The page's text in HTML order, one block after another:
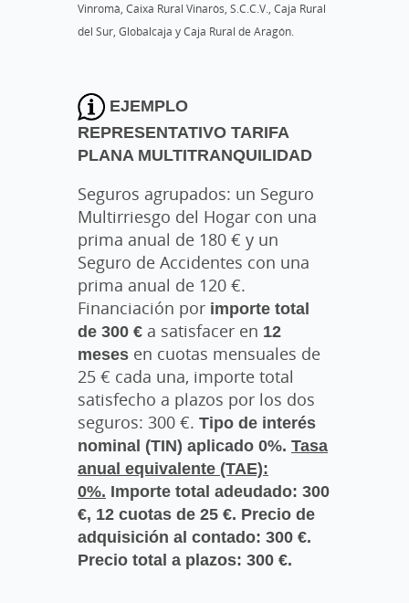
Vinromà, Caixa Rural Vinaròs, S.C.C.V., Caja Rural
del Sur, Globalcaja y Caja Rural de Aragón.
EJEMPLO
REPRESENTATIVO TARIFA
PLANA MULTITRANQUILIDAD
Seguros agrupados: un Seguro
Multirriesgo del Hogar con una
prima anual de 180 € y un
Seguro de Accidentes con una
prima anual de 120 €.
Financiación por importe total
de 300 € a satisfacer en 12
meses en cuotas mensuales de
25 € cada una, importe total
satisfecho a plazos por los dos
seguros: 300 €. Tipo de interés
nominal (TIN) aplicado 0%. Tasa
anual equivalente (TAE):
0%. Importe total adeudado: 300
€, 12 cuotas de 25 €. Precio de
adquisición al contado: 300 €.
Precio total a plazos: 300 €.